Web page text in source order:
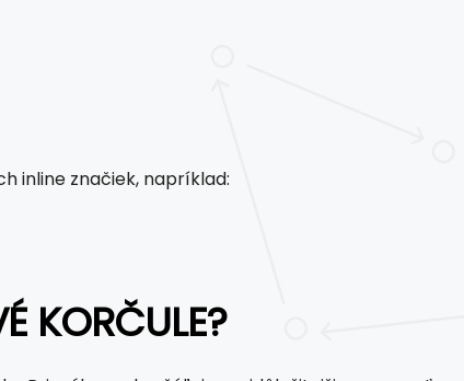
inline značiek, napríklad:
KORČULE?